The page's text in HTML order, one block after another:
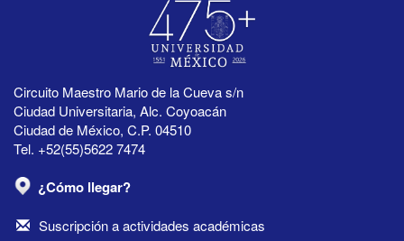
Circuito Maestro Mario de la Cueva s/n
Ciudad Universitaria, Alc. Coyoacán
Ciudad de México, C.P. 04510
Tel. +52(55)5622 7474
¿Cómo llegar?
Suscripción a actividades académicas